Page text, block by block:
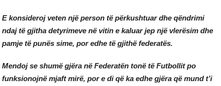
E konsideroj veten një person të përkushtuar dhe qëndrimi
ndaj të gjitha detyrimeve në vitin e kaluar jep një vlerësim dhe
pamje të punës sime, por edhe të gjithë federatës.
Mendoj se shumë gjëra në Federatën tonë të Futbollit po
funksionojnë mjaft mirë, por e di që ka edhe gjëra që mund t’i